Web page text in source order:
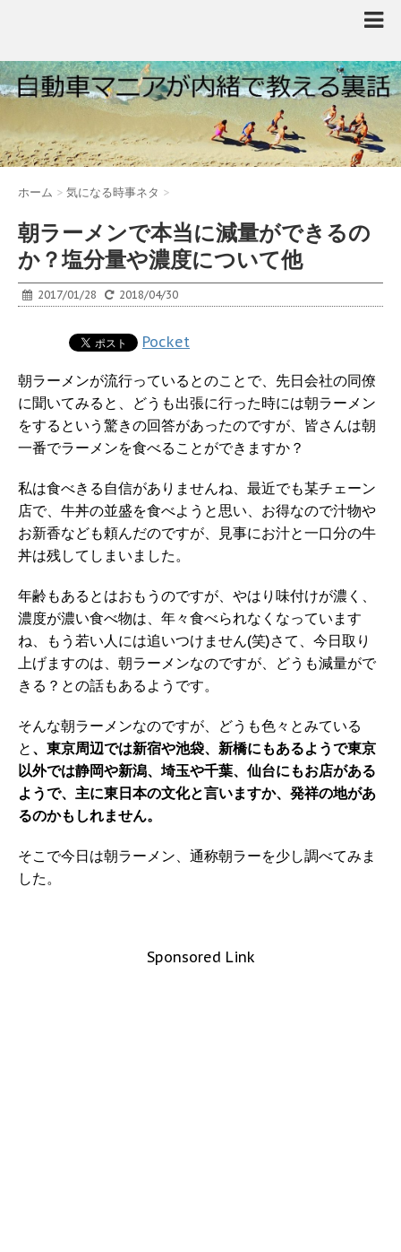
ホーム > 気になる時事ネタ >
朝ラーメンで本当に減量ができるの
か？塩分量や濃度について他
2017/01/28 2018/04/30
Pocket
朝ラーメンが流行っているとのことで、先日会社の同僚
に聞いてみると、どうも出張に行った時には朝ラーメン
をするという驚きの回答があったのですが、皆さんは朝
一番でラーメンを食べることができますか？
私は食べきる自信がありませんね、最近でも某チェーン
店で、牛丼の並盛を食べようと思い、お得なので汁物や
お新香なども頼んだのですが、見事にお汁と一口分の牛
丼は残してしまいました。
年齢もあるとはおもうのですが、やはり味付けが濃く、
濃度が濃い食べ物は、年々食べられなくなっています
ね、もう若い人には追いつけません(笑)さて、今日取り
上げますのは、朝ラーメンなのですが、どうも減量がで
きる？との話もあるようです。
そんな朝ラーメンなのですが、どうも色々とみている
と 、東京周辺では新宿や池袋、新橋にもあるようで東京
以外では静岡や新潟、埼玉や千葉、仙台にもお店がある
ようで、主に東日本の文化と言いますか、発祥の地があ
るのかもしれません。
そこで今日は朝ラーメン、通称朝ラーを少し調べてみま
した。
Sponsored Link